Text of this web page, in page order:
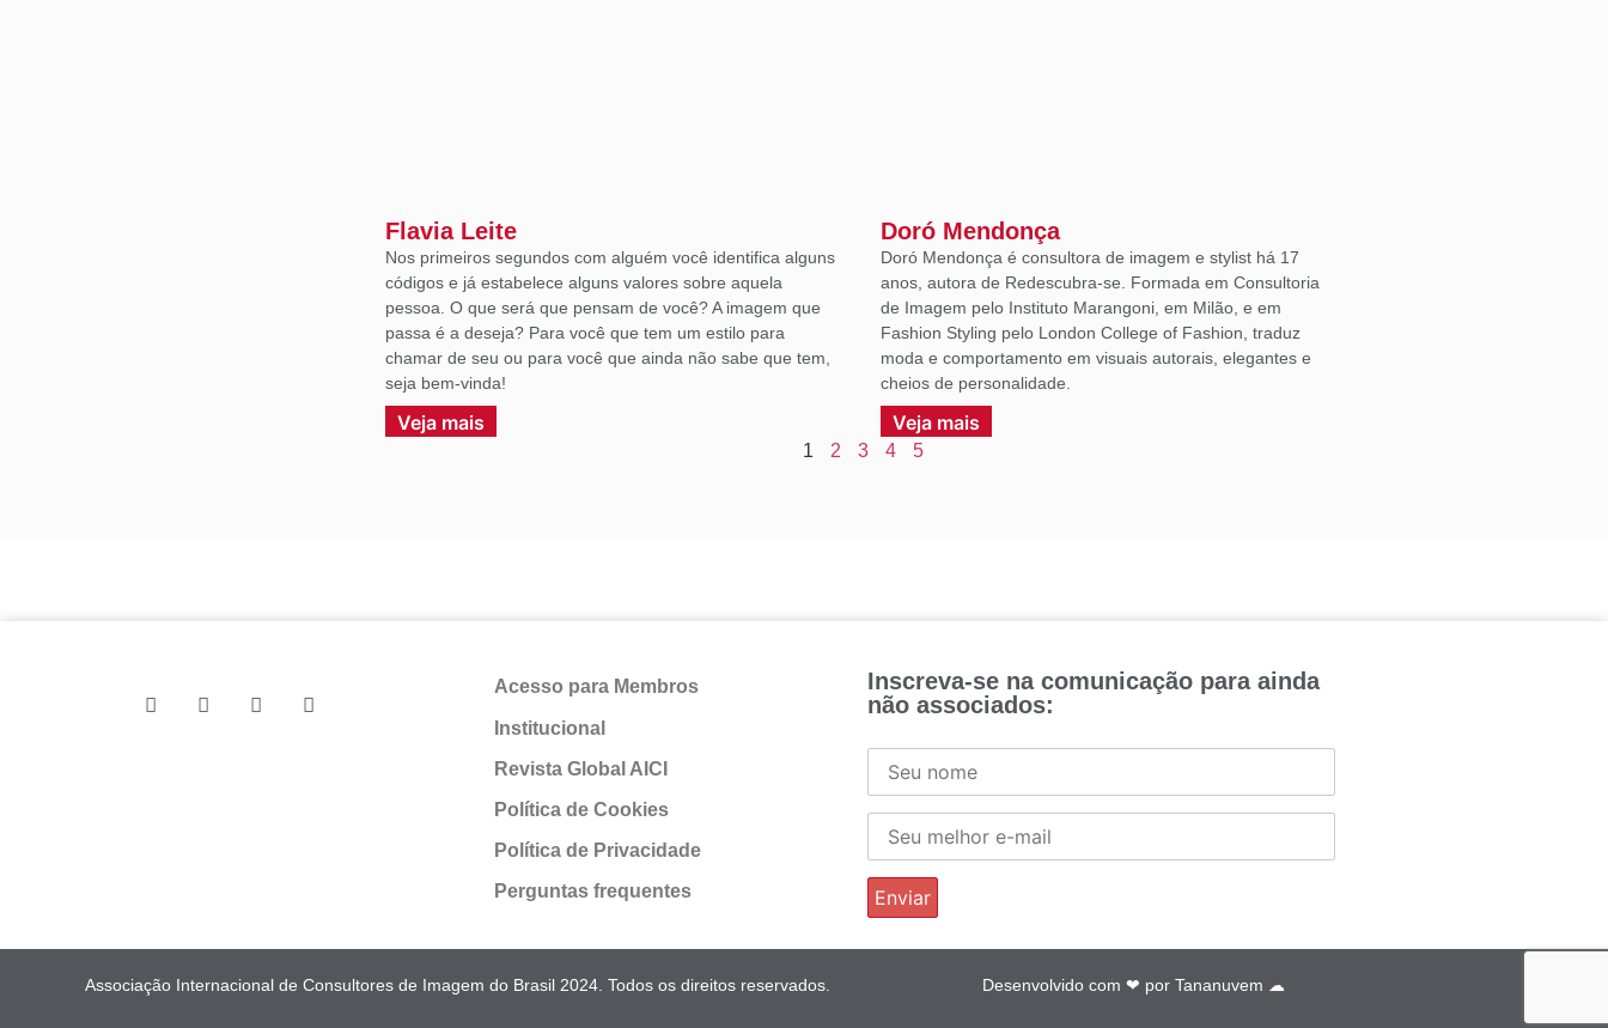
Flavia Leite
Nos primeiros segundos com alguém você identifica alguns
códigos e já estabelece alguns valores sobre aquela
pessoa. O que será que pensam de você? A imagem que
passa é a deseja? Para você que tem um estilo para
chamar de seu ou para você que ainda não sabe que tem,
seja bem-vinda!
Veja mais
Doró Mendonça
Doró Mendonça é consultora de imagem e stylist há 17
anos, autora de Redescubra-se. Formada em Consultoria
de Imagem pelo Instituto Marangoni, em Milão, e em
Fashion Styling pelo London College of Fashion, traduz
moda e comportamento em visuais autorais, elegantes e
cheios de personalidade.
Veja mais
1 2 3 4 5
Acesso para Membros
Institucional
Revista Global AICI
Política de Cookies
Política de Privacidade
Perguntas frequentes
Inscreva-se na comunicação para ainda
não associados:
Associação Internacional de Consultores de Imagem do Brasil 2024. Todos os direitos reservados. Desenvolvido com ❤ por Tananuvem ☁